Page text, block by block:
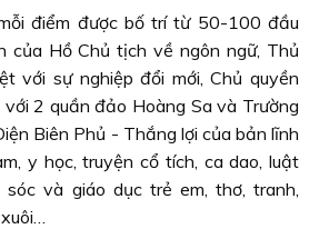
điểm được bố trí từ 50-100 đầu
của Hồ Chủ tịch về ngôn ngữ, Thủ
với sự nghiệp đổi mới, Chủ quyền
2 quần đảo Hoàng Sa và Trường
Biên Phủ - Thắng lợi của bản lĩnh
y học, truyện cổ tích, ca dao, luật
và giáo dục trẻ em, thơ, tranh,